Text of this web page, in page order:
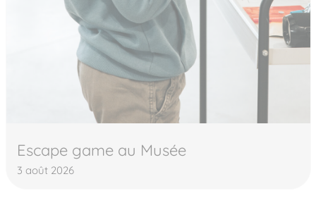
Escape game au Musée
3 août 2026